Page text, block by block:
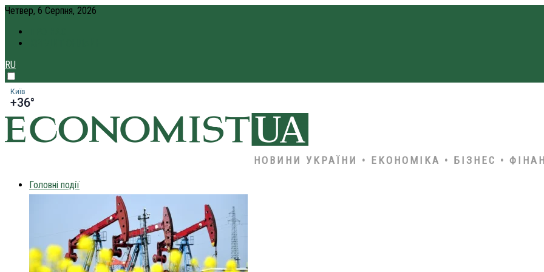
Четвер, 6 Серпня, 2026
RU
Київ
+36°
НОВИНИ УКРАЇНИ • ЕКОНОМІКА • БІЗНЕС •
Головні події